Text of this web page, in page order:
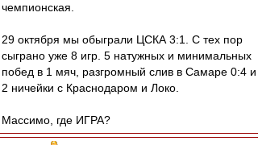
чемпионская.
29 октября мы обыграли ЦСКА 3:1. С тех пор
сыграно уже 8 игр. 5 натужных и минимальных
побед в 1 мяч, разгромный слив в Самаре 0:4 и
2 ничейки с Краснодаром и Локо.
Массимо, где ИГРА?